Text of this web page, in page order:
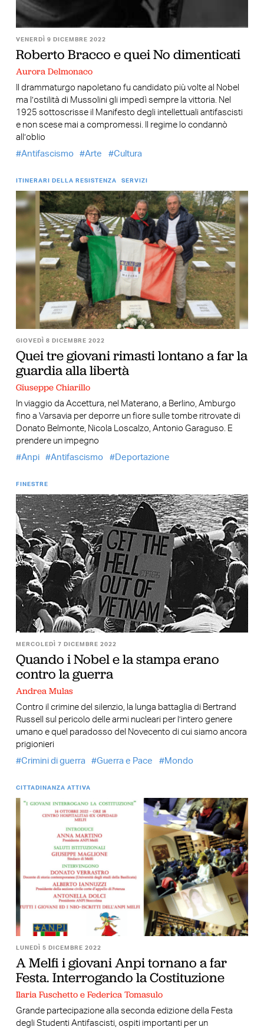
VENERDÌ 9 DICEMBRE 2022
Roberto Bracco e quei No dimenticati
Aurora Delmonaco
Il drammaturgo napoletano fu candidato più volte al Nobel
ma l’ostilità di Mussolini gli impedì sempre la vittoria. Nel
1925 sottoscrisse il Manifesto degli intellettuali antifascisti
e non scese mai a compromessi. Il regime lo condannò
all’oblio
Antifascismo
Arte Cultura
ITINERARI DELLA RESISTENZA SERVIZI
GIOVEDÌ 8 DICEMBRE 2022
Quei tre giovani rimasti lontano a far la
guardia alla libertà
Giuseppe Chiarillo
In viaggio da Accettura, nel Materano, a Berlino, Amburgo
fino a Varsavia per deporre un fiore sulle tombe ritrovate di
Donato Belmonte, Nicola Loscalzo, Antonio Garaguso. E
prendere un impegno
Anpi
Antifascismo Deportazione
FINESTRE
MERCOLEDÌ 7 DICEMBRE 2022
Quando i Nobel e la stampa erano
contro la guerra
Andrea Mulas
Contro il crimine del silenzio, la lunga battaglia di Bertrand
Russell sul pericolo delle armi nucleari per l’intero genere
umano e quel paradosso del Novecento di cui siamo ancora
prigionieri
Crimini di guerra
Guerra e Pace Mondo
CITTADINANZA ATTIVA
LUNEDÌ 5 DICEMBRE 2022
A Melfi i giovani Anpi tornano a far
Festa. Interrogando la Costituzione
Ilaria Fuschetto e Federica Tomasulo
Grande partecipazione alla seconda edizione della Festa
degli Studenti Antifascisti, ospiti importanti per un